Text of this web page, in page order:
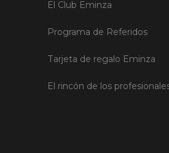
El Club Eminza
Programa de Referidos
Tarjeta de regalo Eminza
El rincón de los